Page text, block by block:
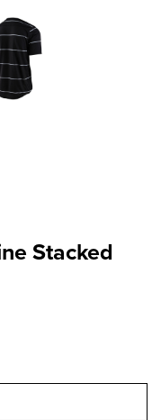
Stacked